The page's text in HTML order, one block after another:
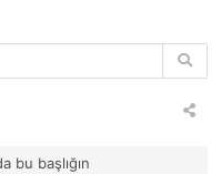
bu başlığın